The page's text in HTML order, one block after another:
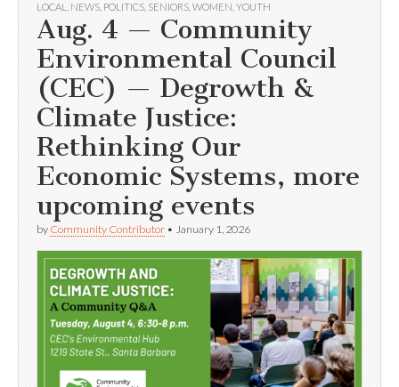
LOCAL
NEWS POLITICS SENIORS WOMEN YOUTH
Aug. 4 — Community
Environmental Council
(CEC) — Degrowth &
Climate Justice:
Rethinking Our
Economic Systems, more
upcoming events
by Community Contributor • January 1, 2026